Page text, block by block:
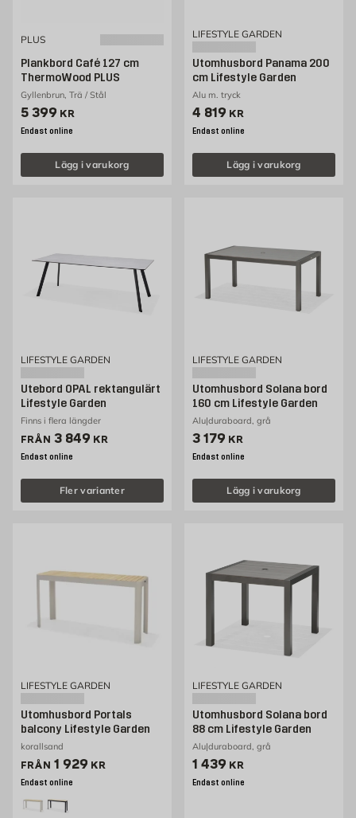
PLUS
Plankbord Café 127 cm
ThermoWood PLUS
Gyllenbrun, Trä / Stål
Pris 5399 kr
5 399 KR
Endast online
Lägg i varukorg
LIFESTYLE GARDEN
Utomhusbord Panama 200
cm Lifestyle Garden
Alu m. tryck
Pris 4819 kr
4 819 KR
Endast online
Lägg i varukorg
LIFESTYLE GARDEN
Utebord OPAL rektangulärt
Lifestyle Garden
Finns i flera längder
FRÅN Pris 3849 kr
3 849 KR
Endast online
Fler varianter
LIFESTYLE GARDEN
Utomhusbord Solana bord
160 cm Lifestyle Garden
Alu|duraboard, grå
Pris 3179 kr
3 179 KR
Endast online
Lägg i varukorg
LIFESTYLE GARDEN
Utomhusbord Portals
balcony Lifestyle Garden
korallsand
FRÅN Pris 1929 kr
1 929 KR
Endast online
LIFESTYLE GARDEN
Utomhusbord Solana bord
88 cm Lifestyle Garden
Alu|duraboard, grå
Pris 1439 kr
1 439 KR
Endast online